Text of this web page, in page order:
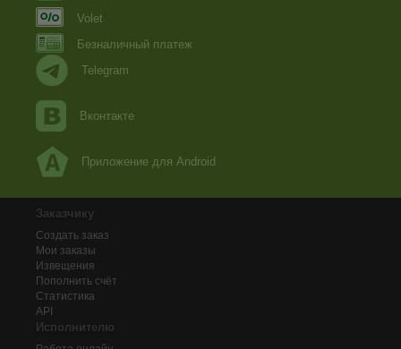
Volet
Безналичный платеж
Telegram
Вконтакте
Приложение для Android
Заказчику
Создать заказ
Мои заказы
Извещения
Пополнить счёт
Статистика
API
Исполнителю